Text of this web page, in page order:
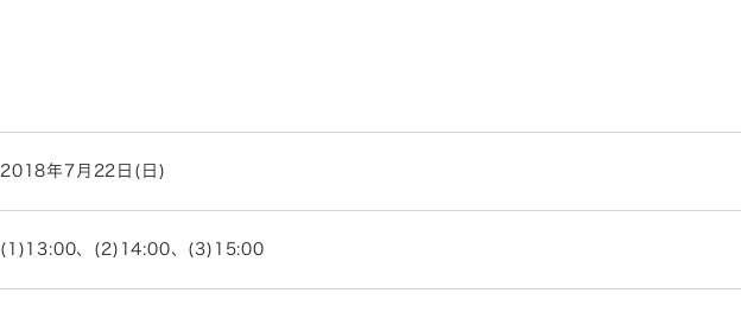
2018年7月22日(日)
(1)13:00、(2)14:00、(3)15:00